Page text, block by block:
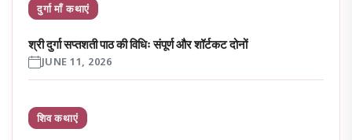
दुर्गा माँ कथाएं
श्री दुर्गा सप्तशती पाठ की विधिः संपूर्ण और शॉर्टकट दोनों
JUNE 11, 2026
शिव कथाएं